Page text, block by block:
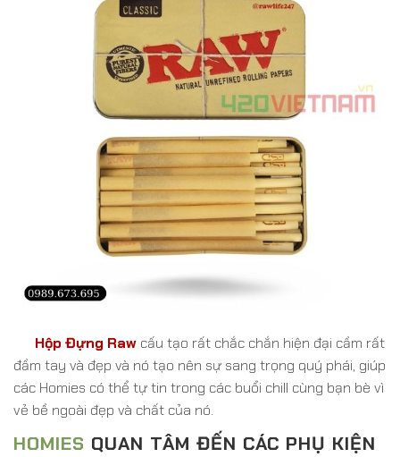
Hộp Đựng Raw cấu tạo rất chắc chắn hiện đại cầm rất
đầm tay và đẹp và nó tạo nên sự sang trọng quý phái, giúp
các Homies có thể tự tin trong các buổi chill cùng bạn bè vì
vẻ bề ngoài đẹp và chất của nó.
HOMIES QUAN TÂM ĐẾN CÁC PHỤ KIỆN